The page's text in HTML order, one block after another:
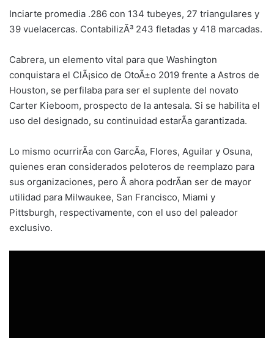
Inciarte promedia .286 con 134 tubeyes, 27 triangulares y
39 vuelacercas. ContabilizÃ³ 243 fletadas y 418 marcadas.
Cabrera, un elemento vital para que Washington
conquistara el ClÃ¡sico de OtoÃ±o 2019 frente a Astros de
Houston, se perfilaba para ser el suplente del novato
Carter Kieboom, prospecto de la antesala. Si se habilita el
uso del designado, su continuidad estarÃ­a garantizada.
Lo mismo ocurrirÃ­a con GarcÃ­a, Flores, Aguilar y Osuna,
quienes eran considerados peloteros de reemplazo para
sus organizaciones, pero Â ahora podrÃ­an ser de mayor
utilidad para Milwaukee, San Francisco, Miami y
Pittsburgh, respectivamente, con el uso del paleador
exclusivo.